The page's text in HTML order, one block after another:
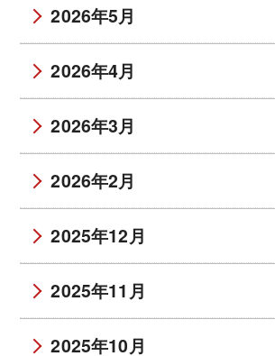
2026年5月
2026年4月
2026年3月
2026年2月
2025年12月
2025年11月
2025年10月